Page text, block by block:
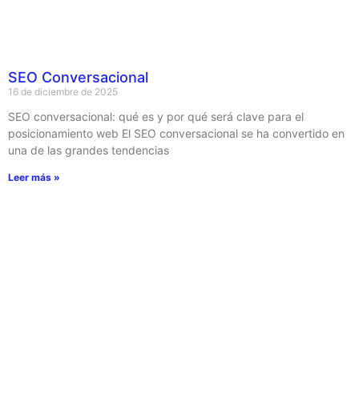
SEO Conversacional
16 de diciembre de 2025
SEO conversacional: qué es y por qué será clave para el
posicionamiento web El SEO conversacional se ha convertido en
una de las grandes tendencias
Leer más »